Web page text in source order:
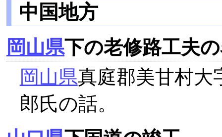
中国地方
岡山県下の老修路工夫
岡山県真庭郡美甘村大
郎氏の話。